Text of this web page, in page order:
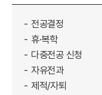
전공결정
휴·복학
다중전공 신청
자유전과
제적/자퇴